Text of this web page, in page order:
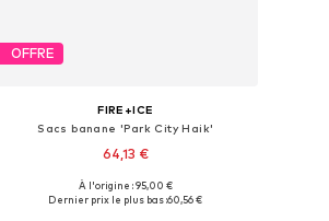
OFFRE
FIRE+ICE
Sacs banane 'Park City Haik'
64,13 €
Tailles disponibles: One Size
À l'origine : 95,00 €
Dernier prix le plus bas :60,56 €